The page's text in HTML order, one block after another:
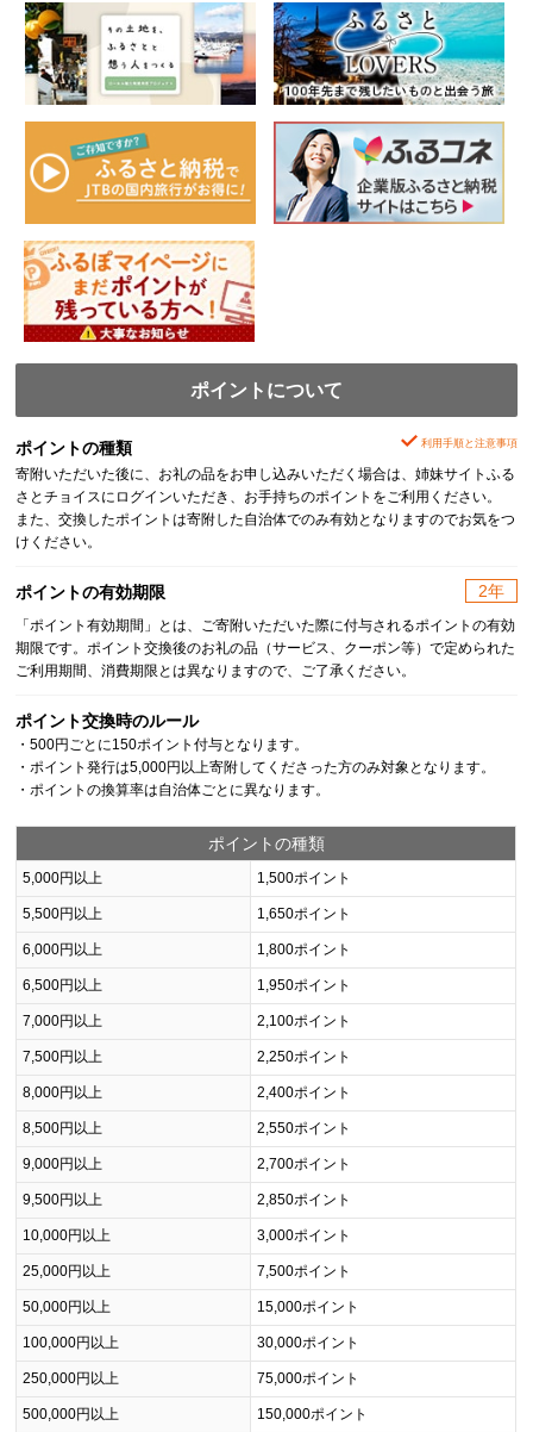
ポイントについて
ポイントの種類 利用手順と注意事項
寄附いただいた後に、お礼の品をお申し込みいただく場合は、姉妹サイトふる
さとチョイスにログインいただき、お手持ちのポイントをご利用ください。
また、交換したポイントは寄附した自治体でのみ有効となりますのでお気をつ
けください。
ポイントの有効期限 2年
「ポイント有効期間」とは、ご寄附いただいた際に付与されるポイントの有効
期限です。ポイント交換後のお礼の品（サービス、クーポン等）で定められた
ご利用期間、消費期限とは異なりますので、ご了承ください。
ポイント交換時のルール
・500円ごとに150ポイント付与となります。
・ポイント発行は5,000円以上寄附してくださった方のみ対象となります。
・ポイントの換算率は自治体ごとに異なります。
ポイントの種類
5,000円以上 1,500ポイント
5,500円以上 1,650ポイント
6,000円以上 1,800ポイント
6,500円以上 1,950ポイント
7,000円以上 2,100ポイント
7,500円以上 2,250ポイント
8,000円以上 2,400ポイント
8,500円以上 2,550ポイント
9,000円以上 2,700ポイント
9,500円以上 2,850ポイント
10,000円以上 3,000ポイント
25,000円以上 7,500ポイント
50,000円以上 15,000ポイント
100,000円以上 30,000ポイント
250,000円以上 75,000ポイント
500,000円以上 150,000ポイント